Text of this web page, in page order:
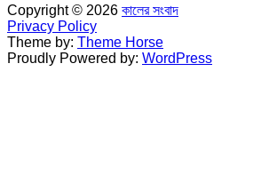
Copyright © 2026 কালের সংবাদ
Privacy Policy
Theme by: Theme Horse
Proudly Powered by: WordPress